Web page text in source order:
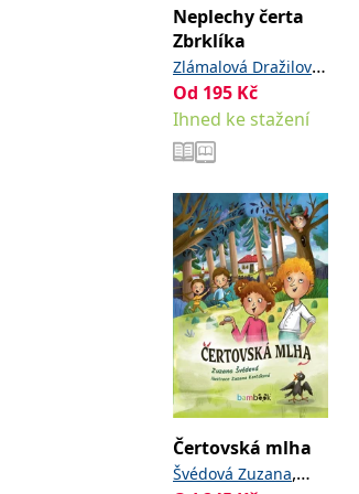
Neplechy čerta
Zbrklíka
Zlámalová Dražilová
Sandra, Koželuhová
Marie
Od 195 Kč
Ihned ke stažení
Čertovská mlha
Švédová Zuzana,